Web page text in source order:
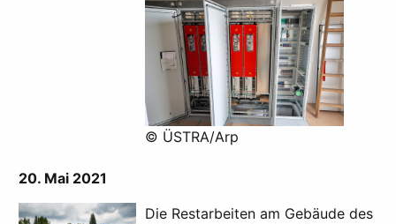
© ÜSTRA/Arp
20. Mai 2021
Die Restarbeiten am Gebäude des